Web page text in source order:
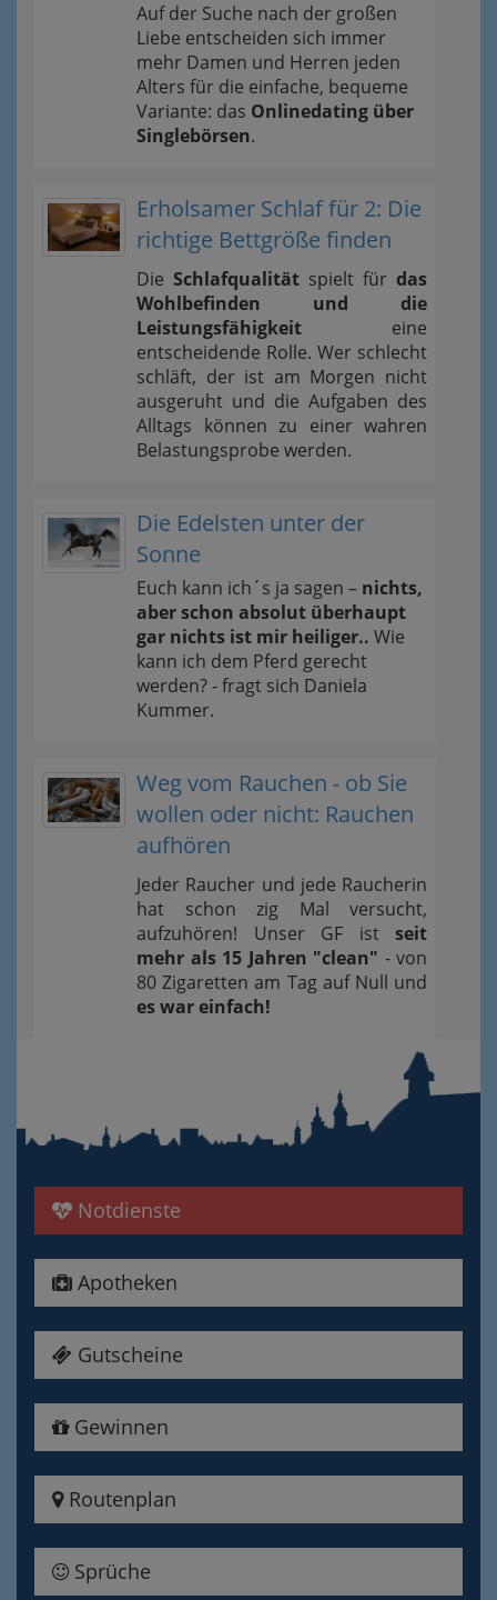
Auf der Suche nach der großen
Liebe entscheiden sich immer
mehr Damen und Herren jeden
Alters für die einfache, bequeme
Variante: das Onlinedating über
Singlebörsen.
Erholsamer Schlaf für 2: Die
richtige Bettgröße finden
Die Schlafqualität spielt für das
Wohlbefinden und die
Leistungsfähigkeit eine
entscheidende Rolle. Wer schlecht
schläft, der ist am Morgen nicht
ausgeruht und die Aufgaben des
Alltags können zu einer wahren
Belastungsprobe werden.
Die Edelsten unter der
Sonne
Euch kann ich´s ja sagen – nichts,
aber schon absolut überhaupt
gar nichts ist mir heiliger.. Wie
kann ich dem Pferd gerecht
werden? - fragt sich Daniela
Kummer.
Weg vom Rauchen - ob Sie
wollen oder nicht: Rauchen
aufhören
Jeder Raucher und jede Raucherin
hat schon zig Mal versucht,
aufzuhören! Unser GF ist seit
mehr als 15 Jahren "clean" - von
80 Zigaretten am Tag auf Null und
es war einfach!
Notdienste
Apotheken
Gutscheine
Gewinnen
Routenplan
Sprüche